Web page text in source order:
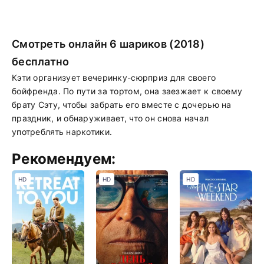
Смотреть онлайн 6 шариков (2018)
бесплатно
Кэти организует вечеринку-сюрприз для своего
бойфренда. По пути за тортом, она заезжает к своему
брату Сэту, чтобы забрать его вместе с дочерью на
праздник, и обнаруживает, что он снова начал
употреблять наркотики.
Рекомендуем:
HD HD HD